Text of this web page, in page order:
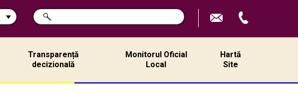
Cerca
nel
RICERCA
Transparență
decizională
Monitorul Oficial
Local
Hartă
Site